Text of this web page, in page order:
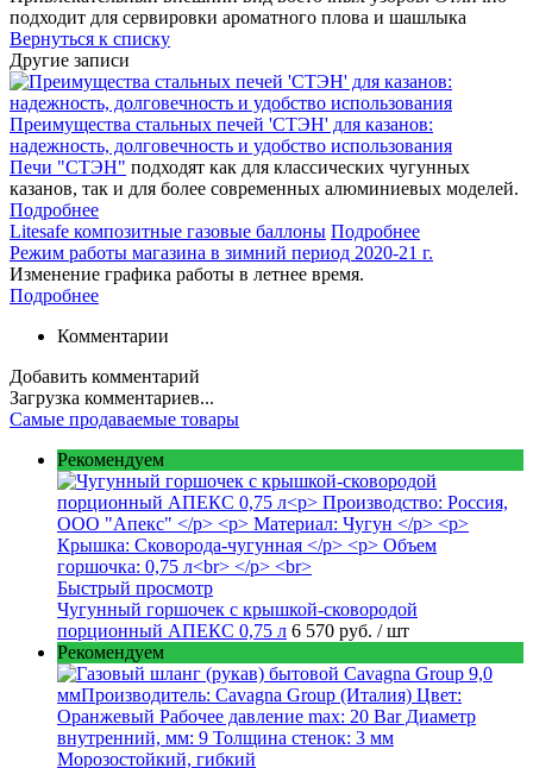
подходит для сервировки ароматного плова и шашлыка
Вернуться к списку
Другие записи
Преимущества стальных печей 'СТЭН' для казанов:
надежность, долговечность и удобство использования
Печи "СТЭН" подходят как для классических чугунных
казанов, так и для более современных алюминиевых моделей.
Подробнее
Litesafe композитные газовые баллоны Подробнее
Режим работы магазина в зимний период 2020-21 г.
Изменение графика работы в летнее время.
Подробнее
Комментарии
Добавить комментарий
Загрузка комментариев...
Самые продаваемые товары
Рекомендуем
Быстрый просмотр
Чугунный горшочек с крышкой-сковородой
порционный АПЕКС 0,75 л 6 570 руб. / шт
Рекомендуем